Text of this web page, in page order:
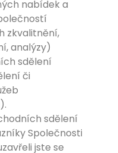
nabídek a
zkvalitnění,
analýzy)
sdělení
či
sdělení
Společnosti
jste se